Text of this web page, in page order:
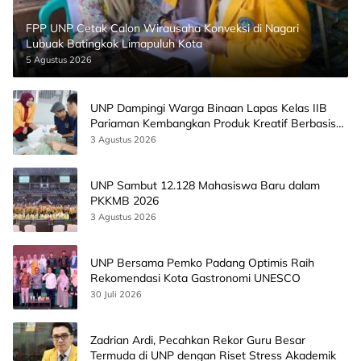
FPP UNP Cetak Calon Wirausaha Konveksi di Nagari
Lubuak Batingkok Limapuluh Kota
5 Agustus 2026
UNP Dampingi Warga Binaan Lapas Kelas IIB
Pariaman Kembangkan Produk Kreatif Berbasis
AI
3 Agustus 2026
UNP Sambut 12.128 Mahasiswa Baru dalam
PKKMB 2026
3 Agustus 2026
UNP Bersama Pemko Padang Optimis Raih
Rekomendasi Kota Gastronomi UNESCO
30 Juli 2026
Zadrian Ardi, Pecahkan Rekor Guru Besar
Termuda di UNP dengan Riset Stress Akademik